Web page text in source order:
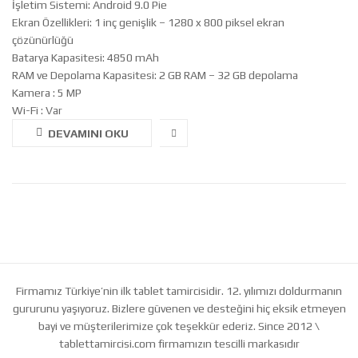
İşletim Sistemi: Android 9.0 Pie
Ekran Özellikleri: 1 inç genişlik – 1280 x 800 piksel ekran
çözünürlüğü
Batarya Kapasitesi: 4850 mAh
RAM ve Depolama Kapasitesi: 2 GB RAM – 32 GB depolama
Kamera : 5 MP
Wi-Fi : Var
DEVAMINI OKU
Firmamız Türkiye’nin ilk tablet tamircisidir. 12. yılımızı doldurmanın
gururunu yaşıyoruz. Bizlere güvenen ve desteğini hiç eksik etmeyen
bayi ve müşterilerimize çok teşekkür ederiz. Since 2012 \
tablettamircisi.com firmamızın tescilli markasıdır